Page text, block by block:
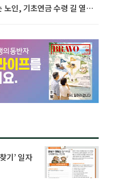
노인, 기초연금 수령 길 열린
기’ 일자